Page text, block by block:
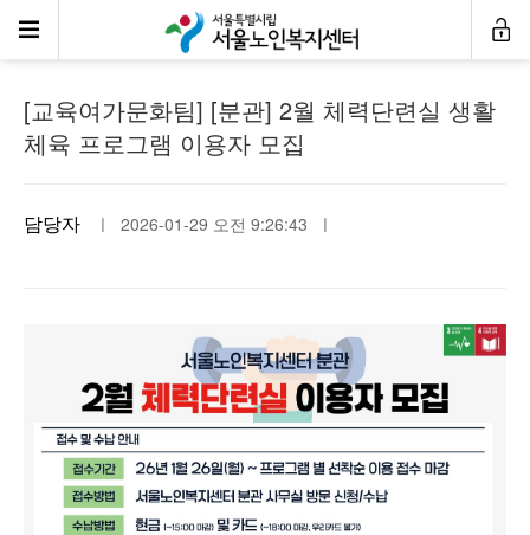
공지사항
[교육여가문화팀] [분관] 2월 체력단련실 생활
체육 프로그램 이용자 모집
담당자 ㅣ 2026-01-29 오전 9:26:43 ㅣ